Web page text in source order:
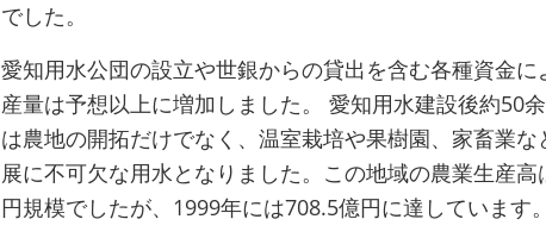
でした。
愛知用水公団の設立や世銀からの貸出を含む各種資金
産量は予想以上に増加しました。 愛知用水建設後約50
は農地の開拓だけでなく、温室栽培や果樹園、家畜業
展に不可欠な用水となりました。この地域の農業生産
円規模でしたが、1999年には708.5億円に達しています。